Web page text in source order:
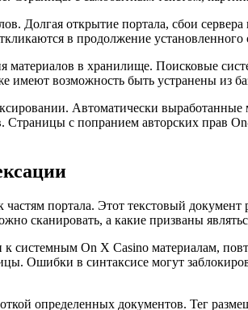
Долгая открытие портала, сбои
в продолжение установленного
в хранилище. Поисковые
возможность быть устранены из
Автоматически
Страницы с попранием авторских прав
портала. Этот текстовый
сканировать, а какие призваны
системным On X Casino материалам,
Ошибки в синтаксисе могут
определенных документов. Тег